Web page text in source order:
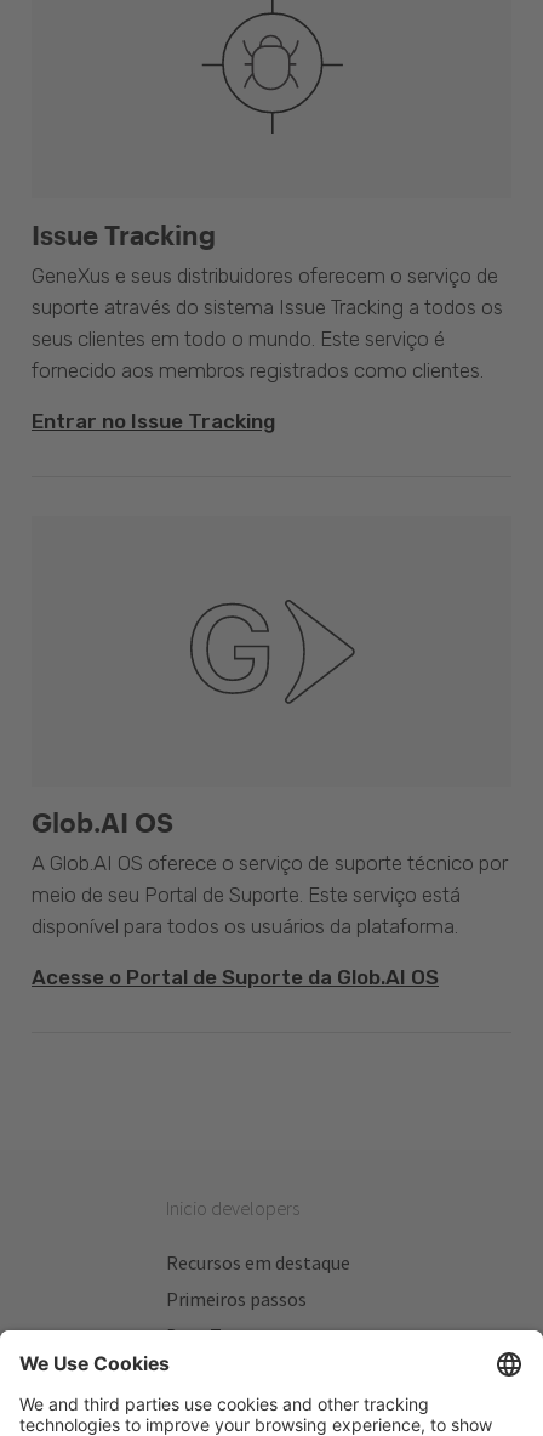
Issue Tracking
GeneXus e seus distribuidores oferecem o serviço de
suporte através do sistema Issue Tracking a todos os
seus clientes em todo o mundo. Este serviço é
fornecido aos membros registrados como clientes.
Entrar no Issue Tracking
Glob.AI OS
A Glob.AI OS oferece o serviço de suporte técnico por
meio de seu Portal de Suporte. Este serviço está
disponível para todos os usuários da plataforma.
Acesse o Portal de Suporte da Glob.AI OS
Inicio developers
Recursos em destaque
Primeiros passos
Beta Testers
Meus Planos